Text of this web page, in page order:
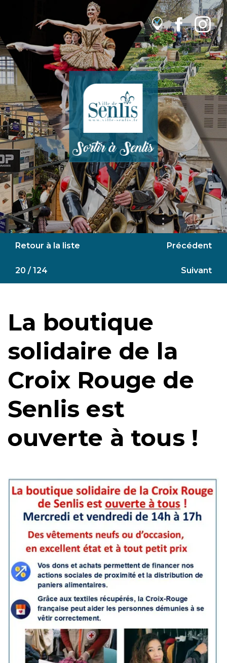
Retour à la liste Précédent
20 / 124 Suivant
La boutique
solidaire de la
Croix Rouge de
Senlis est
ouverte à tous !